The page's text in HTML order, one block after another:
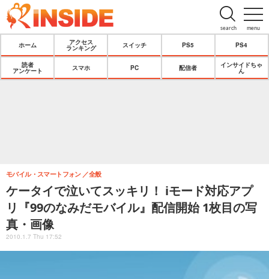
menu
search
ホーム
アクセス
ランキング
スイッチ PS5 PS4
読者
アンケート
スマホ PC 配信者
インサイドちゃ
ん
ケータイで泣いてスッキリ！ iモード対応アプ
リ『99のなみだモバイル』配信開始 1枚目の写
真・画像
モバイル・スマートフォン 全般
2010.1.7 Thu 17:52